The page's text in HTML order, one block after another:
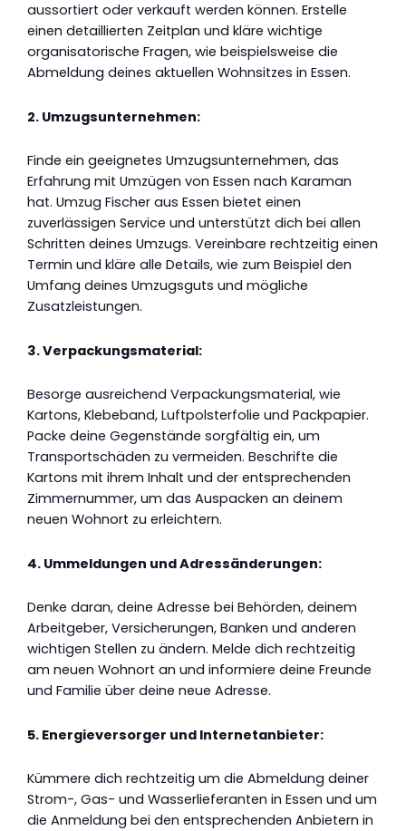
aussortiert oder verkauft werden können. Erstelle
einen detaillierten Zeitplan und kläre wichtige
organisatorische Fragen, wie beispielsweise die
Abmeldung deines aktuellen Wohnsitzes in Essen.
2. Umzugsunternehmen:
Finde ein geeignetes Umzugsunternehmen, das
Erfahrung mit Umzügen von Essen nach Karaman
hat. Umzug Fischer aus Essen bietet einen
zuverlässigen Service und unterstützt dich bei allen
Schritten deines Umzugs. Vereinbare rechtzeitig einen
Termin und kläre alle Details, wie zum Beispiel den
Umfang deines Umzugsguts und mögliche
Zusatzleistungen.
3. Verpackungsmaterial:
Besorge ausreichend Verpackungsmaterial, wie
Kartons, Klebeband, Luftpolsterfolie und Packpapier.
Packe deine Gegenstände sorgfältig ein, um
Transportschäden zu vermeiden. Beschrifte die
Kartons mit ihrem Inhalt und der entsprechenden
Zimmernummer, um das Auspacken an deinem
neuen Wohnort zu erleichtern.
4. Ummeldungen und Adressänderungen:
Denke daran, deine Adresse bei Behörden, deinem
Arbeitgeber, Versicherungen, Banken und anderen
wichtigen Stellen zu ändern. Melde dich rechtzeitig
am neuen Wohnort an und informiere deine Freunde
und Familie über deine neue Adresse.
5. Energieversorger und Internetanbieter:
Kümmere dich rechtzeitig um die Abmeldung deiner
Strom-, Gas- und Wasserlieferanten in Essen und um
die Anmeldung bei den entsprechenden Anbietern in